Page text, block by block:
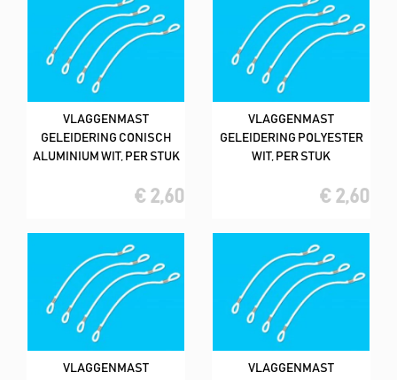
Bij de Algemene Vlaggenhandel Nederland koop je hoge
kwaliteit vlaggen tegen een kleine en scherpe prijs. En vaak
hebben wij ook de laagste prijzen van heel Nederland. De
meeste vlaggen leveren wij direct uit eigen voorraad, je hebt het
hierdoor dus snel in huis.
VLAGGENMAST
GELEIDERING CONISCH
ALUMINIUM WIT, PER STUK
€ 2,60
VLAGGENMAST
GELEIDERING POLYESTER
WIT, PER STUK
€ 2,60
VLAGGENMAST
VLAGGENMAST